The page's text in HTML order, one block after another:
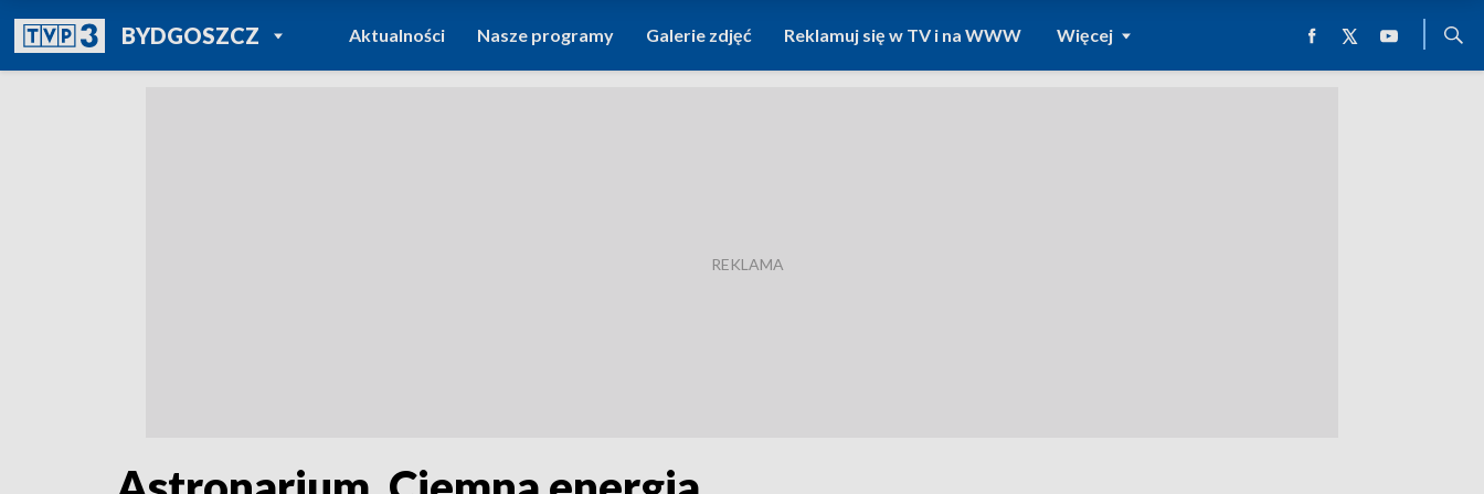
BYDGOSZCZPOWRÓT DO
TVP REGIONY
Aktualności Nasze programy Galerie zdjęć Reklamuj się w TV i na WWW Więcej